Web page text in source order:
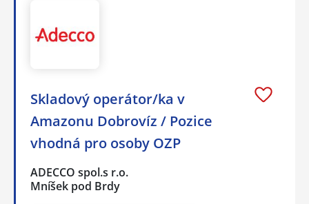
Skladový operátor/ka v
Amazonu Dobrovíz / Pozice
vhodná pro osoby OZP
ADECCO spol.s r.o.
Mníšek pod Brdy